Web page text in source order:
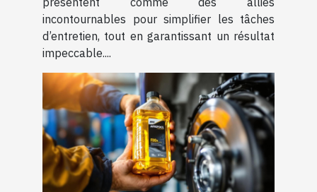
incontournables pour simplifier les tâches
d’entretien, tout en garantissant un résultat
impeccable....